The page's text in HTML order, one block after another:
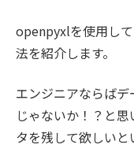
openpyxlを使用し
法を紹介します。
エンジニアならば
じゃないか！？と
タを残して欲しいと